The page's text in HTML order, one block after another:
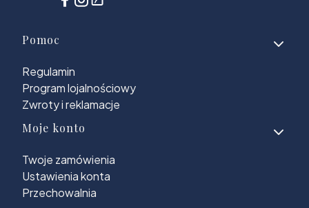
Linki w stopce
Pomoc
Regulamin
Program lojalnościowy
Zwroty i reklamacje
Moje konto
Twoje zamówienia
Ustawienia konta
Przechowalnia